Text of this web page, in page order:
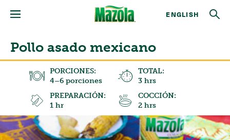
ENGLISH
Pollo asado mexicano
PORCIONES:
4–6 porciones
TOTAL:
3 hrs
PREPARACIÓN:
1 hr
COCCIÓN:
2 hrs